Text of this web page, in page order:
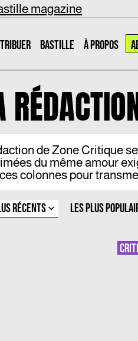
magazine
BASTILLE À PROPOS
de Zone Critique
du même amour
colonnes pour
RÉCENTS LES PLUS